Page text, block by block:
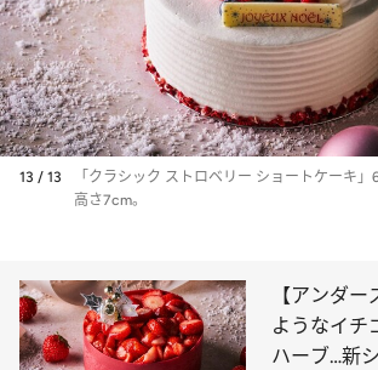
13 / 13
「クラシック ストロベリー ショートケーキ
高さ7cm。
【アンダ
ようなイチ
ハーブ…新